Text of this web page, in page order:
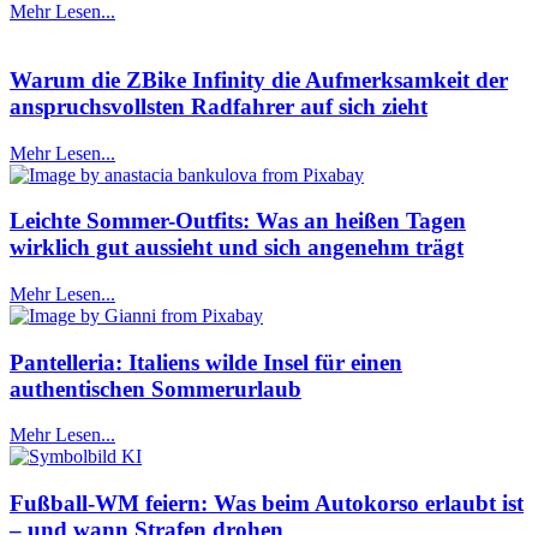
Mehr Lesen...
Warum die ZBike Infinity die Aufmerksamkeit der
anspruchsvollsten Radfahrer auf sich zieht
Mehr Lesen...
Leichte Sommer-Outfits: Was an heißen Tagen
wirklich gut aussieht und sich angenehm trägt
Mehr Lesen...
Pantelleria: Italiens wilde Insel für einen
authentischen Sommerurlaub
Mehr Lesen...
Fußball-WM feiern: Was beim Autokorso erlaubt ist
– und wann Strafen drohen